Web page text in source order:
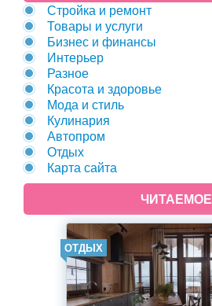
Стройка и ремонт
Товары и услуги
Бизнес и финансы
Интерьер
Разное
Красота и здоровье
Мода и стиль
Кулинария
Автопром
Отдых
Карта сайта
ЧИТАЕМОЕ
ОТДЫХ